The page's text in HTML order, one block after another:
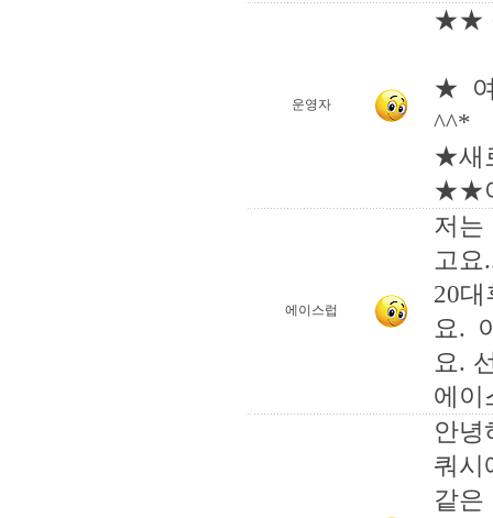
운영자
★★
★ 여
^^*
★새
★★
에이스럽
저는
고요
20
요.
요.
에이
안
쿼시
같은